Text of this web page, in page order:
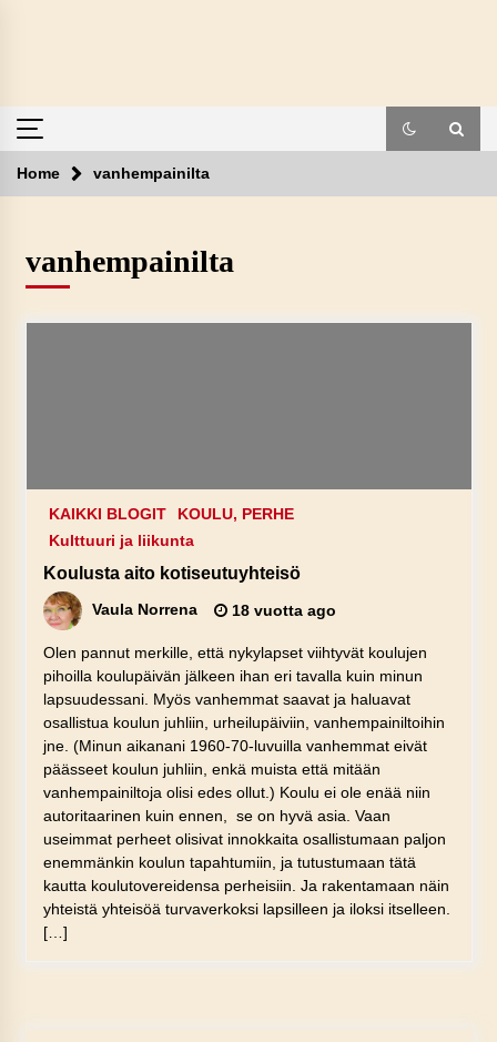
Home vanhempainilta
vanhempainilta
KAIKKI BLOGIT
KOULU, PERHE
Kulttuuri ja liikunta
Koulusta aito kotiseutuyhteisö
Vaula Norrena 18 vuotta ago
Olen pannut merkille, että nykylapset viihtyvät koulujen
pihoilla koulupäivän jälkeen ihan eri tavalla kuin minun
lapsuudessani. Myös vanhemmat saavat ja haluavat
osallistua koulun juhliin, urheilupäiviin, vanhempainiltoihin
jne. (Minun aikanani 1960-70-luvuilla vanhemmat eivät
päässeet koulun juhliin, enkä muista että mitään
vanhempainiltoja olisi edes ollut.) Koulu ei ole enää niin
autoritaarinen kuin ennen, se on hyvä asia. Vaan
useimmat perheet olisivat innokkaita osallistumaan paljon
enemmänkin koulun tapahtumiin, ja tutustumaan tätä
kautta koulutovereidensa perheisiin. Ja rakentamaan näin
yhteistä yhteisöä turvaverkoksi lapsilleen ja iloksi itselleen.
[…]